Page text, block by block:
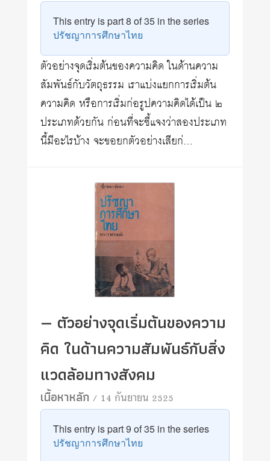
This entry is part 8 of 35 in the series
ปรัชญาการศึกษาไทย
ตัวอย่างจุดเริ่มต้นของความคิด ในด้านความ
สัมพันธ์กับวัตถุธรรม เราแบ่งแยกการเริ่มต้น
ความคิด หรือการเริ่มก่อรูปความคิดได้เป็น ๒
ประเภทด้วยกัน ก่อนที่จะชี้แจงว่าสองประเภท
นี้มีอะไรบ้าง จะขอยกตัวอย่างเสียก่…
— ตัวอย่างจุดเริ่มต้นของความ
คิด ในด้านความสัมพันธ์กับสิ่ง
แวดล้อมทางสังคม
เนื้อหาหลัก/ 14 กันยายน 2525
This entry is part 9 of 35 in the series
ปรัชญาการศึกษาไทย